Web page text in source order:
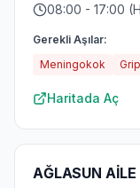
08:00 - 17:00
Gerekli Aşılar:
Meningokok
Grip
Haritada Aç
AĞLASUN AİLE